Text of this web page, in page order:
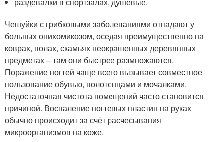
Чешуйки с грибковыми заболеваниями отпадают у
больных онихомикозом, оседая преимущественно на
коврах, полах, скамьях неокрашенных деревянных
предметах – там они быстрее размножаются.
Поражение ногтей чаще всего вызывает совместное
пользование обувью, полотенцами и мочалками.
Недостаточная чистота помещений часто становится
причиной. Воспаление ногтевых пластин на руках
обычно происходит за счёт расчесывания
микроорганизмов на коже.